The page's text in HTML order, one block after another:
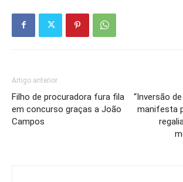
Artigo anterior
Filho de procuradora fura fila
em concurso graças a João
Campos
“Inversão
manifesta